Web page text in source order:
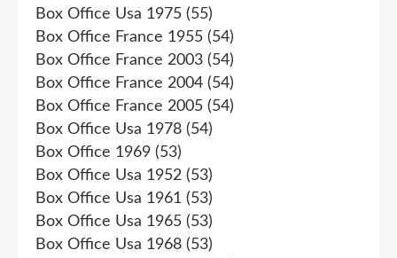
Box Office Usa 1975 (55)
Box Office France 1955 (54)
Box Office France 2003 (54)
Box Office France 2004 (54)
Box Office France 2005 (54)
Box Office Usa 1978 (54)
Box Office 1969 (53)
Box Office Usa 1952 (53)
Box Office Usa 1961 (53)
Box Office Usa 1965 (53)
Box Office Usa 1968 (53)